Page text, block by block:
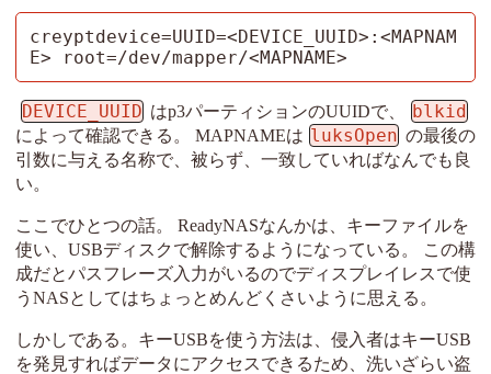
creyptdevice=UUID=<DEVICE_UUID>:<MAPNAM
E> root=/dev/mapper/<MAPNAME>
DEVICE_UUID はp3パーティションのUUIDで、 blkid
によって確認できる。 MAPNAMEは luksOpen の最後の
引数に与える名称で、被らず、一致していればなんでも良
い。
ここでひとつの話。 ReadyNASなんかは、キーファイルを
使い、USBディスクで解除するようになっている。 この構
成だとパスフレーズ入力がいるのでディスプレイレスで使
うNASとしてはちょっとめんどくさいように思える。
しかしである。キーUSBを使う方法は、侵入者はキーUSB
を発見すればデータにアクセスできるため、洗いざらい盗